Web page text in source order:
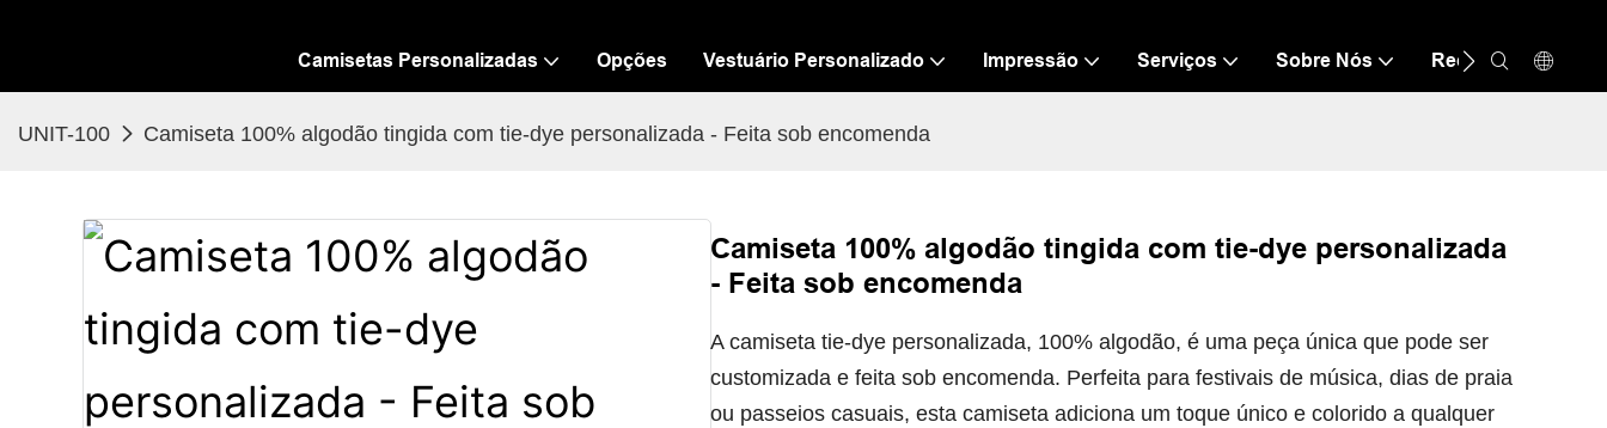
Camisetas Personalizadas Opções Vestuário Personalizado Impressão Serviços Sobre Nós Recurso
UNIT-100 Camiseta 100% algodão tingida com tie-dye personalizada - Feita sob encomenda
Camiseta 100% algodão tingida com tie-dye personalizada
- Feita sob encomenda
A camiseta tie-dye personalizada, 100% algodão, é uma peça única que pode ser
customizada e feita sob encomenda. Perfeita para festivais de música, dias de praia
ou passeios casuais, esta camiseta adiciona um toque único e colorido a qualquer